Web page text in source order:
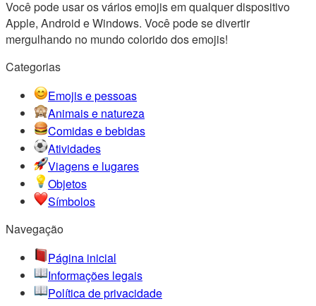
Você pode usar os vários emojis em qualquer dispositivo
Apple, Android e Windows. Você pode se divertir
mergulhando no mundo colorido dos emojis!
Categorias
Emojis e pessoas
Animais e natureza
Comidas e bebidas
Atividades
Viagens e lugares
Objetos
Símbolos
Navegação
Página inicial
Informações legais
Política de privacidade